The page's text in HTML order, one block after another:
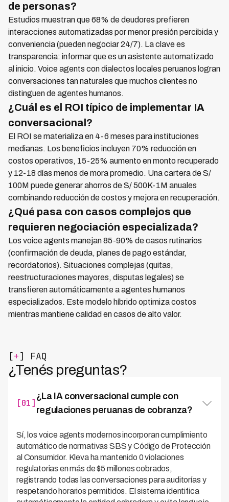
de personas?
Estudios muestran que 68% de deudores prefieren
interacciones automatizadas por menor presión percibida y
conveniencia (pueden negociar 24/7). La clave es
transparencia: informar que es un asistente automatizado
al inicio. Voice agents con dialectos locales peruanos logran
conversaciones tan naturales que muchos clientes no
distinguen de agentes humanos.
¿Cuál es el ROI típico de implementar IA
conversacional?
El ROI se materializa en 4-6 meses para instituciones
medianas. Los beneficios incluyen 70% reducción en
costos operativos, 15-25% aumento en monto recuperado
y 12-18 días menos de mora promedio. Una cartera de S/
100M puede generar ahorros de S/ 500K-1M anuales
combinando reducción de costos y mejora en recuperación.
¿Qué pasa con casos complejos que
requieren negociación especializada?
Los voice agents manejan 85-90% de casos rutinarios
(confirmación de deuda, planes de pago estándar,
recordatorios). Situaciones complejas (quitas,
reestructuraciones mayores, disputas legales) se
transfieren automáticamente a agentes humanos
especializados. Este modelo híbrido optimiza costos
mientras mantiene calidad en casos de alto valor.
[+] FAQ
¿Tenés preguntas?
[01]
¿La IA conversacional cumple con
regulaciones peruanas de cobranza?
Sí, los voice agents modernos incorporan cumplimiento
automático de normativas SBS y Código de Protección
al Consumidor. Kleva ha mantenido 0 violaciones
regulatorias en más de $5 millones cobrados,
registrando todas las conversaciones para auditorías y
respetando horarios permitidos. El sistema identifica